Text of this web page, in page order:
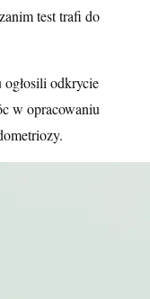
test trafi do
odkrycie
w opracowaniu